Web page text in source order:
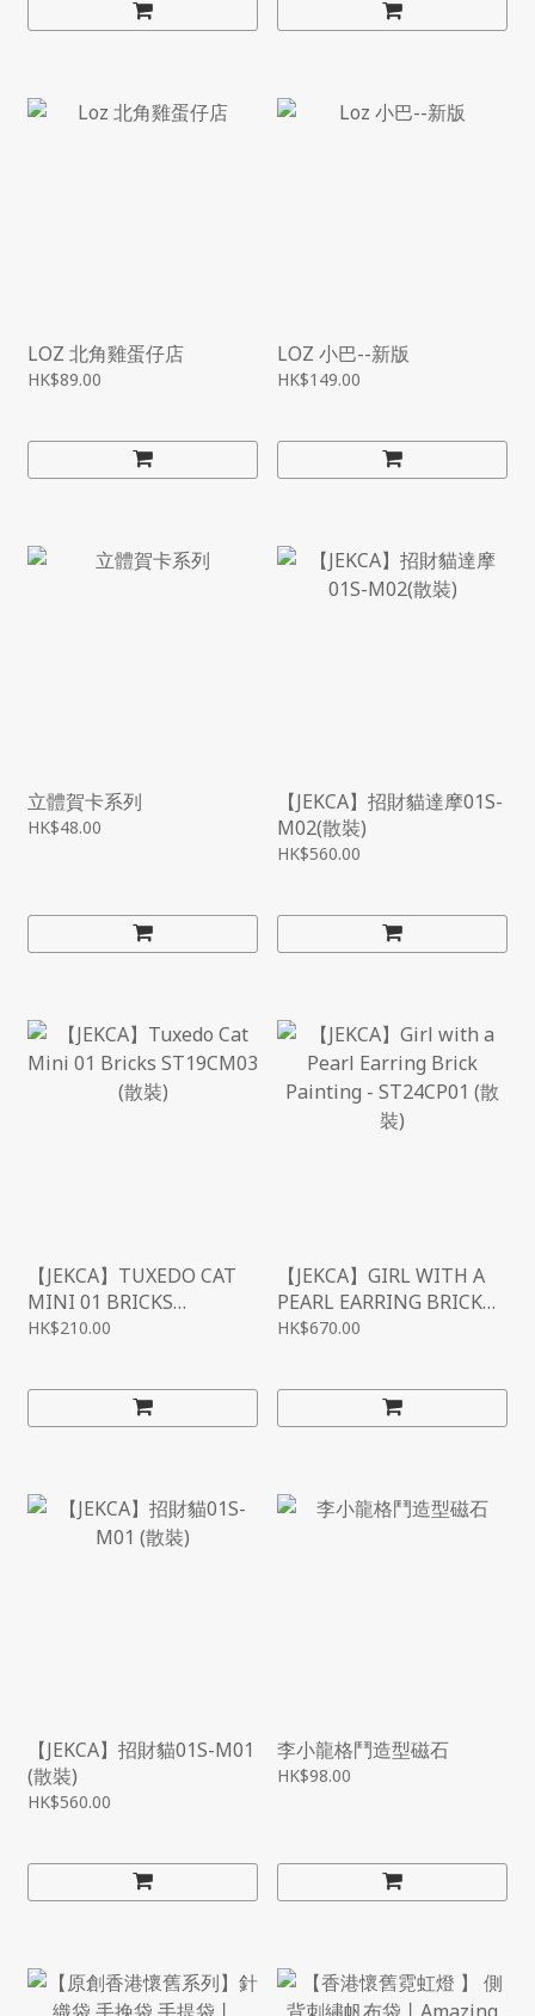
LOZ 北角雞蛋仔店
HK$89.00
LOZ 小巴--新版
HK$149.00
立體賀卡系列
HK$48.00
【JEKCA】招財貓達摩01S-
M02(散裝)
HK$560.00
【JEKCA】TUXEDO CAT
MINI 01 BRICKS
ST19CM03 (散裝)
HK$210.00
【JEKCA】GIRL WITH A
PEARL EARRING BRICK
PAINTING - ST24CP01
HK$670.00
【JEKCA】招財貓01S-M01
(散裝)
HK$560.00
李小龍格鬥造型磁石
HK$98.00